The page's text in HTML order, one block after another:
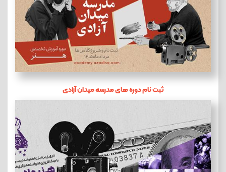
ثبت نام دوره های مدرسه میدان آزادی